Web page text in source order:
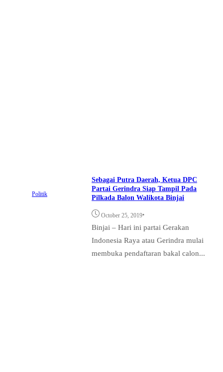
Politik
Sebagai Putra Daerah, Ketua DPC
Partai Gerindra Siap Tampil Pada
Pilkada Balon Walikota Binjai
October 25, 2019•
Binjai – Hari ini partai Gerakan
Indonesia Raya atau Gerindra mulai
membuka pendaftaran bakal calon...